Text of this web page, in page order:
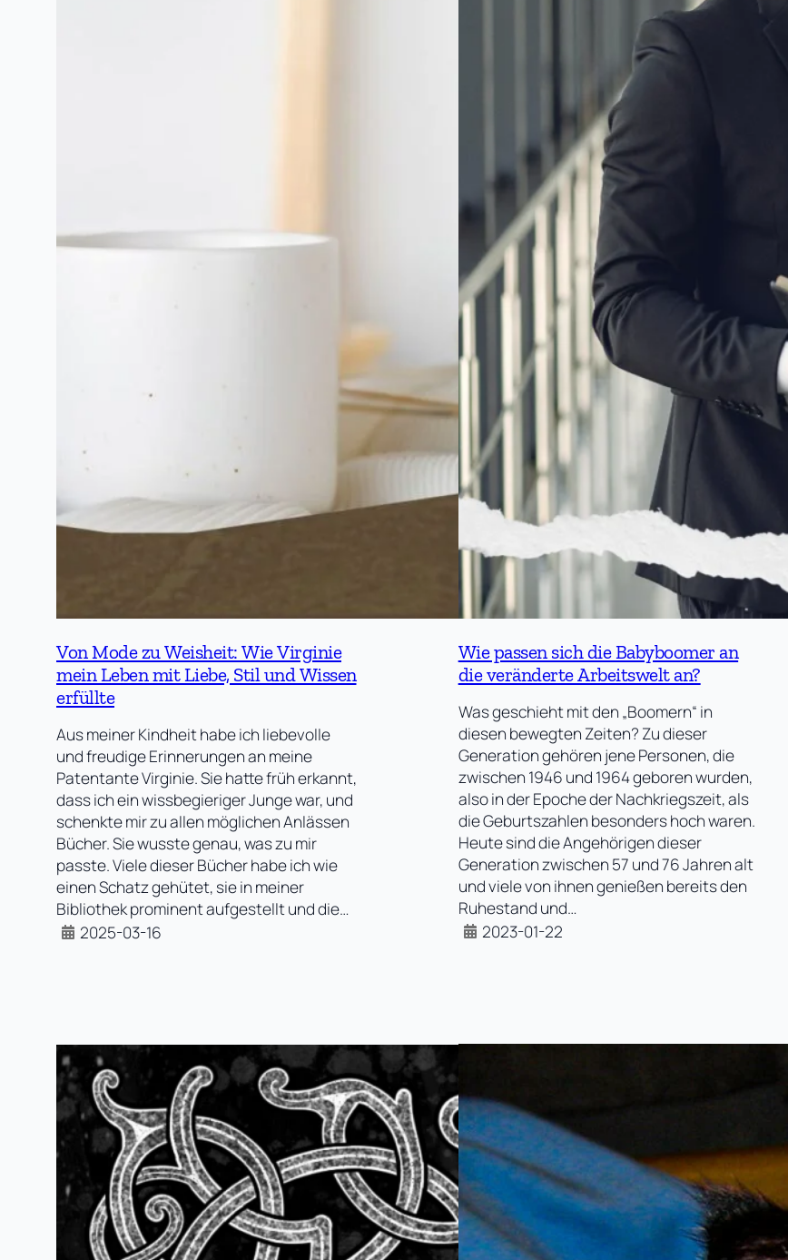
Von Mode zu Weisheit: Wie Virginie
mein Leben mit Liebe, Stil und Wissen
erfüllte
Aus meiner Kindheit habe ich liebevolle
und freudige Erinnerungen an meine
Patentante Virginie. Sie hatte früh erkannt,
dass ich ein wissbegieriger Junge war, und
schenkte mir zu allen möglichen Anlässen
Bücher. Sie wusste genau, was zu mir
passte. Viele dieser Bücher habe ich wie
einen Schatz gehütet, sie in meiner
Bibliothek prominent aufgestellt und die…
2025-03-16
Wie passen sich die Babyboomer an
die veränderte Arbeitswelt an?
Was geschieht mit den „Boomern“ in
diesen bewegten Zeiten? Zu dieser
Generation gehören jene Personen, die
zwischen 1946 und 1964 geboren wurden,
also in der Epoche der Nachkriegszeit, als
die Geburtszahlen besonders hoch waren.
Heute sind die Angehörigen dieser
Generation zwischen 57 und 76 Jahren alt
und viele von ihnen genießen bereits den
Ruhestand und…
2023-01-22